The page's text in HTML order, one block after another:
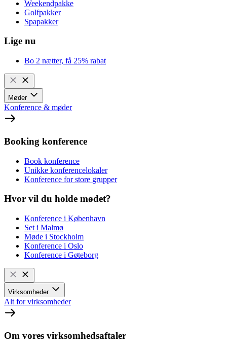
Weekendpakke
Golfpakker
Spapakker
Lige nu
Bo 2 nætter, få 25% rabat
Møder
Konference & møder
Booking konference
Book konference
Unikke konferencelokaler
Konference for store grupper
Hvor vil du holde mødet?
Konference i København
Set i Malmø
Møde i Stockholm
Konference i Oslo
Konference i Gøteborg
Virksomheder
Alt for virksomheder
Om vores virksomhedsaftaler